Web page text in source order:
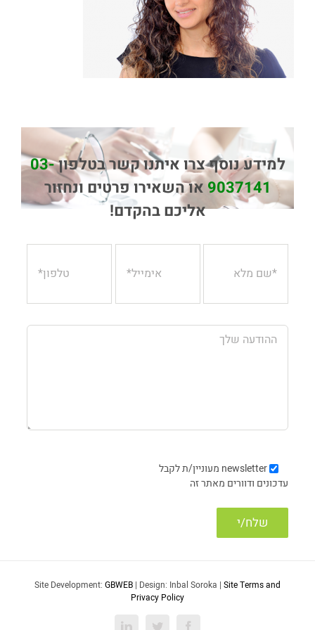
למידע נוסף צרו איתנו קשר בטלפון03-
9037141או השאירו פרטים ונחזור
אליכם בהקדם!
newsletter מעוניין/ת לקבל
עדכונים ודוורים מאתר זה
Site Development: GBWEB | Design: Inbal Soroka | Site Terms and
Privacy Policy
Facebook
Twitter
LinkedIn